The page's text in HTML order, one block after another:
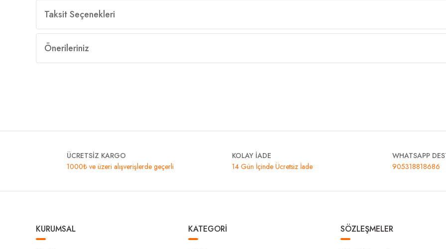
Taksit Seçenekleri
Önerileriniz
ÜCRETSİZ KARGO
1000₺ ve üzeri alışverişlerde geçerli
KOLAY İADE
14 Gün İçinde Ücretsiz İade
WHATSAPP
905318818686
KURUMSAL KATEGORİ SÖZLEŞMELER